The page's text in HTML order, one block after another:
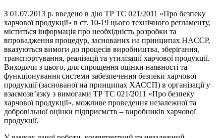
З 01.07.2013 р. введено в дію ТР ТС 021/2011 «Про безпеку
харчової продукції» в ст. 10-19 цього технічного регламенту,
міститься інформація про необхідність розробки та
впровадження процедур, заснованих на принципах HACCP,
вказуються вимоги до процесів виробництва, зберігання,
транспортування, реалізації та утилізації харчової продукції.
Виходячи з цього, для спрощення оцінки наявності та
функціонування системи забезпечення безпеки харчової
продукції (заснованої на принципах ХАССП) в організації у
взаємозв’язку з вимогами ТР ТС 021/2011 «Про безпеку
харчової продукції», можливе проведення незалежної та
добровільної оцінки підприємств – виробників харчової
продукції.